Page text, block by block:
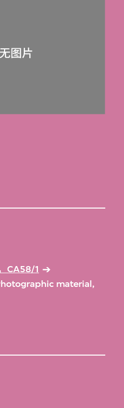
CA58/1
material,